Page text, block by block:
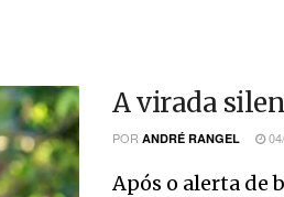
A virada
POR ANDRÉ RANGEL
Após o alerta de